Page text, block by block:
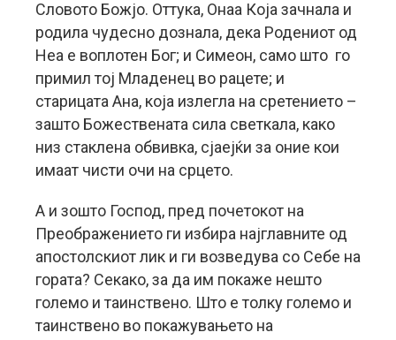
Словото Божјо. Оттука, Онаа Која зачнала и
родила чудесно дознала, дека Родениот од
Неа е воплотен Бог; и Симеон, само што го
примил тој Младенец во рацете; и
старицата Ана, која излегла на сретението –
зашто Божествената сила светкала, како
низ стаклена обвивка, сјаејќи за оние кои
имаат чисти очи на срцето.
А и зошто Господ, пред почетокот на
Преображението ги избира најглавните од
апостолскиот лик и ги возведува со Себе на
гората? Секако, за да им покаже нешто
големо и таинствено. Што е толку големо и
таинствено во покажувањето на